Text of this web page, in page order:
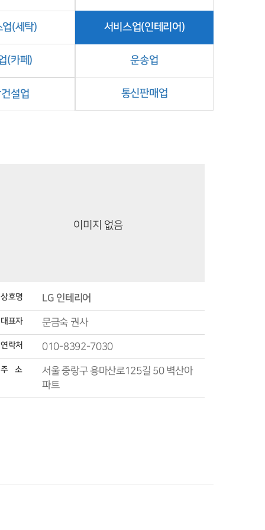
업(세탁) 서비스업(인테리어)
(카페) 운송업
설업 통신판매업
이미지 없음
상호명 LG 인테리어
대표자 문금숙 권사
연락처 010-8392-7030
주 소
서울 중랑구 용마산로125길 50 벽산아
파트